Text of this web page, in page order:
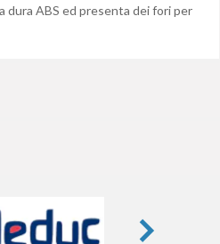
dura ABS ed presenta dei fori per